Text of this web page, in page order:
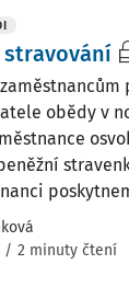
stravování
obědy v
/ 2 minuty čtení